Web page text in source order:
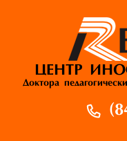
ЦЕНТР
Доктора